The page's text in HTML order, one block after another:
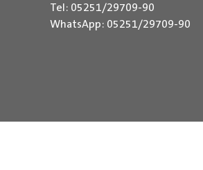
Tel: 05251/29709-90
WhatsApp: 05251/29709-90